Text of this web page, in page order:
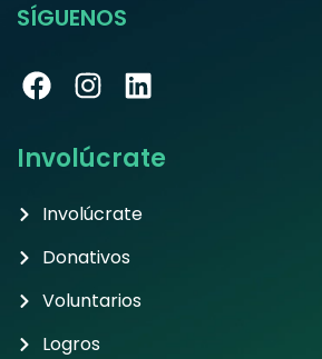
SÍGUENOS
Involúcrate
Involúcrate
Donativos
Voluntarios
Logros